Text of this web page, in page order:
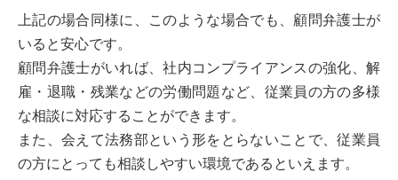
上記の場合同様に、このような場合でも、顧問弁護士が
いると安心です。
顧問弁護士がいれば、社内コンプライアンスの強化、解
雇・退職・残業などの労働問題など、従業員の方の多様
な相談に対応することができます。
また、会えて法務部という形をとらないことで、従業員
の方にとっても相談しやすい環境であるといえます。